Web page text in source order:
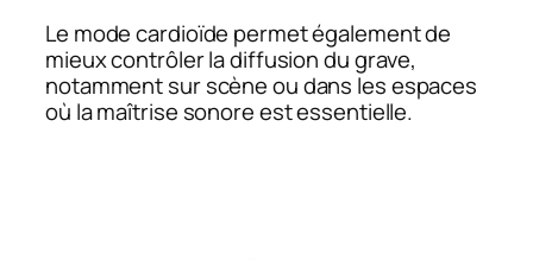
Le mode cardioïde permet également de
mieux contrôler la diffusion du grave,
notamment sur scène ou dans les espaces
où la maîtrise sonore est essentielle.